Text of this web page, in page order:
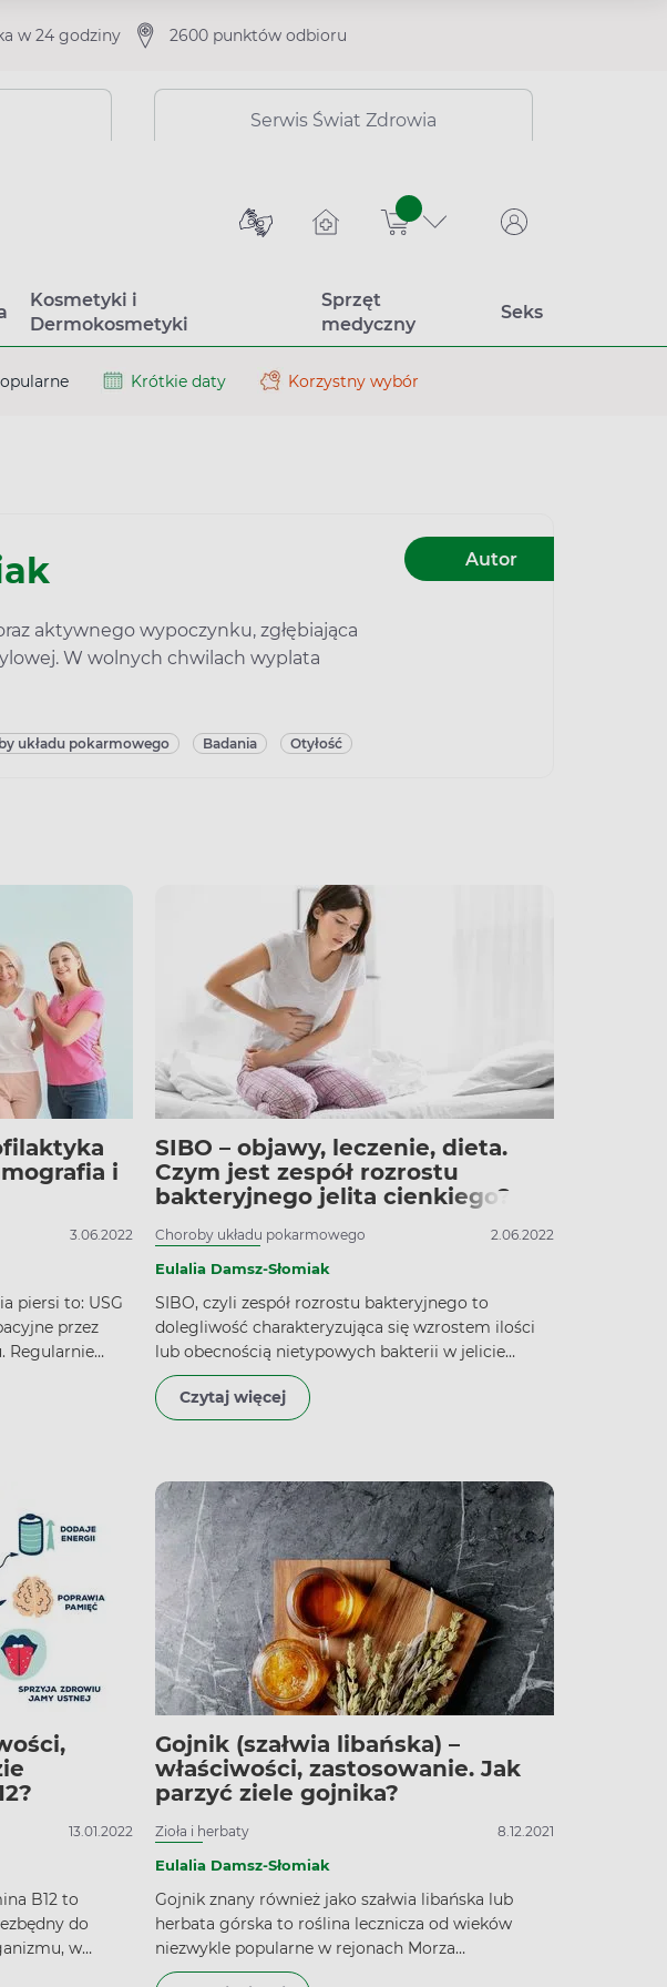
w 24 godziny 2600 punktów odbioru
Serwis Świat Zdrowia
sztuk
Kosmetyki i
Dermokosmetyki
Sprzęt
medyczny
Seks
Krótkie daty Korzystny wybór
aktywnego wypoczynku, zgłębiająca
W wolnych chwilach wyplata
układu pokarmowego Badania Otyłość
Autor
i
3.06.2022
piersi to: USG
przez
Regularnie
jest, by
kiedy robić
SIBO – objawy, leczenie, dieta.
Czym jest zespół rozrostu
bakteryjnego jelita cienkiego?
Choroby układu pokarmowego 2.06.2022
Eulalia Damsz-Słomiak
SIBO, czyli zespół rozrostu bakteryjnego to
dolegliwość charakteryzująca się wzrostem ilości
lub obecnością nietypowych bakterii w jelicie
cienkim. Nadmierna ilość bakterii powoduje wiele
niekorzystnych efektów. Najczęstsze objawy SIBO
to: bóle brzucha, uciążliwe wzdęcia, przewlekłe
zaburzenia wchłaniania, które skutkują niedoborem
witamin i niedożywieniem. Do diagnostyki SIBO
stosuje się wodorowe lub wodorowo-metanowe
testy oddechowe. Leczenie SIBO obejmuje
stosowanie antybiotykoterapii oraz zmianę
nawyków żywieniowych.
Czytaj więcej
13.01.2022
B12 to
do
w
Gojnik (szałwia libańska) –
właściwości, zastosowanie. Jak
parzyć ziele gojnika?
Zioła i herbaty 8.12.2021
Eulalia Damsz-Słomiak
Gojnik znany również jako szałwia libańska lub
herbata górska to roślina lecznicza od wieków
niezwykle popularne w rejonach Morza
Śródziemnego, półwyspu Bałkańskiego oraz